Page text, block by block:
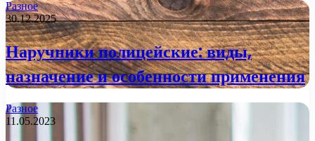
Разное
30.12.2025
Наручники полицейские: виды,
назначение и особенности применения
Разное
11.05.2023